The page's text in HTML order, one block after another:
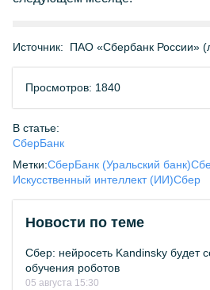
Источник: ПАО «Сбербанк России»
Просмотров: 1840
В статье:
СберБанк
Метки:СберБанк (Уральский банк)
Искусственный интеллект (ИИ)Сбер
Новости по теме
Сбер: нейросеть Kandinsky будет
обучения роботов
05 августа 15:30